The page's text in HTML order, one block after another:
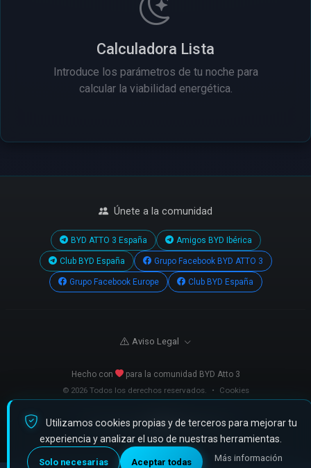
Calculadora Lista
Introduce los parámetros de tu noche para
calcular la viabilidad energética.
Únete a la comunidad
BYD ATTO 3 España Amigos BYD Ibérica
Club BYD España Grupo Facebook BYD ATTO 3
Grupo Facebook Europe Club BYD España
Aviso Legal
Hecho con
para la comunidad BYD Atto 3
© 2026 Todos los derechos reservados.
• Cookies
Powered by fijate.com
Utilizamos cookies propias y de terceros para mejorar tu
experiencia y analizar el uso de nuestras herramientas.
Solo necesarias Aceptar todas Más información